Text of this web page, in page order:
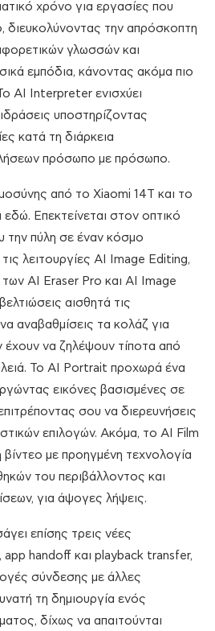
χρόνο για εργασίες που
διευκολύνοντας την απρόσκοπτη
γλωσσών και
εμπόδια, κάνοντας ακόμα πιο
AI Interpreter ενισχύει
υποστηρίζοντας
κατά τη διάρκεια
πρόσωπο με πρόσωπο.
από το Xiaomi 14T και το
Επεκτείνεται στον οπτικό
την πύλη σε έναν κόσμο
λειτουργίες AI Image Editing,
AI Eraser Pro και AI Image
αισθητά τις
αναβαθμίσεις τα κολάζ για
να ζηλέψουν τίποτα από
Το AI Portrait προχωρά ένα
εικόνες βασισμένες σε
σου να διερευνήσεις
επιλογών. Ακόμα, το AI Film
βίντεο με προηγμένη τεχνολογία
του περιβάλλοντος και
για άψογες λήψεις.
επίσης τρεις νέες
app handoff και playback transfer,
σύνδεσης με άλλες
τη δημιουργία ενός
δίχως να απαιτούνται